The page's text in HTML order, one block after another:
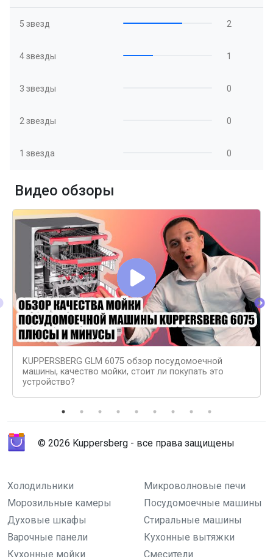
5 звезд 2
4 звезды 1
3 звезды 0
2 звезды 0
1 звезда 0
Видео обзоры
KUPPERSBERG GLM 6075 обзор посудомоечной
машины, качество мойки, стоит ли покупать это
устройство?
© 2026 Kuppersberg - все права защищены
Холодильники
Микроволновые печи
Морозильные камеры
Посудомоечные машины
Духовые шкафы
Стиральные машины
Варочные панели
Кухонные вытяжки
Кухонные мойки
Смесители